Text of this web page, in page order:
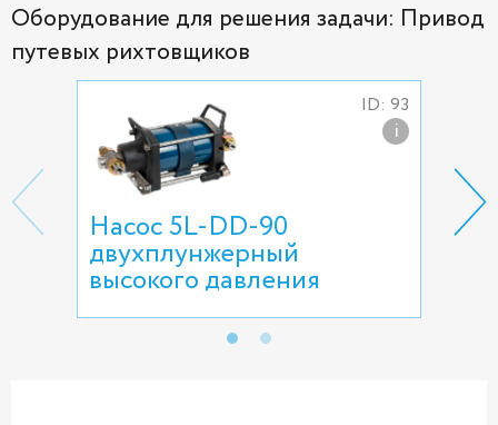
Оборудование для решения задачи: Привод
путевых рихтовщиков
ID: 93
i
Насос 5L-DD-90
двухплунжерный
высокого давления